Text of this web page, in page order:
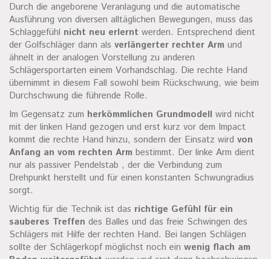
Durch die angeborene Veranlagung und die automatische
Ausführung von diversen alltäglichen Bewegungen, muss das
Schlaggefühl nicht neu erlernt werden. Entsprechend dient
der Golfschläger dann als verlängerter rechter Arm und
ähnelt in der analogen Vorstellung zu anderen
Schlägersportarten einem Vorhandschlag. Die rechte Hand
übernimmt in diesem Fall sowohl beim Rückschwung, wie beim
Durchschwung die führende Rolle.
Im Gegensatz zum herkömmlichen Grundmodell wird nicht
mit der linken Hand gezogen und erst kurz vor dem Impact
kommt die rechte Hand hinzu, sondern der Einsatz wird von
Anfang an vom rechten Arm bestimmt. Der linke Arm dient
nur als passiver Pendelstab , der die Verbindung zum
Drehpunkt herstellt und für einen konstanten Schwungradius
sorgt.
Wichtig für die Technik ist das richtige Gefühl für ein
sauberes Treffen des Balles und das freie Schwingen des
Schlägers mit Hilfe der rechten Hand. Bei langen Schlägen
sollte der Schlägerkopf möglichst noch ein wenig flach am